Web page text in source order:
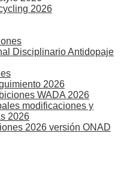
2026
Disciplinario Antidopaje
2026
WADA 2026
modificaciones y
2026
2026 versión ONAD